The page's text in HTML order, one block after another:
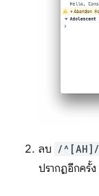
ลบ /^[AH]/
ปรากฏอีกครั้ง